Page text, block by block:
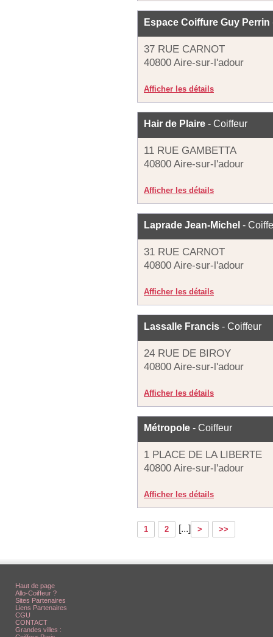
Espace Coiffure Guy Perrin
37 RUE CARNOT
40800 Aire-sur-l'adour
Afficher les détails
Hair de Plaire - Coiffeur
11 RUE GAMBETTA
40800 Aire-sur-l'adour
Afficher les détails
Laprade Jean-Michel -
31 RUE CARNOT
40800 Aire-sur-l'adour
Afficher les détails
Lassalle Francis - Coiffeur
24 RUE DE BIROY
40800 Aire-sur-l'adour
Afficher les détails
Métropole - Coiffeur
1 PLACE DE LA LIBERTE
40800 Aire-sur-l'adour
Afficher les détails
1 2 [...] > >>
Haut de page
Allo-Coiffeur ?
Sites Partenaires
Liens Partenaires
CGU
CONTACT
Grandes villes :